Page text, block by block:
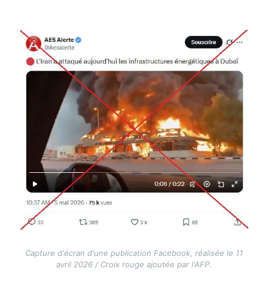
Image
Capture d'écran d'une publication Facebook, réalisée le 11
avril 2026 / Croix rouge ajoutée par l'AFP.